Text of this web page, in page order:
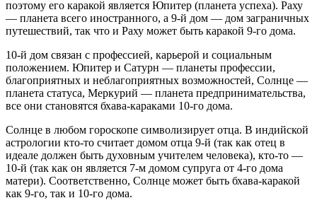
поэтому его каракой является Юпитер (планета успеха). Раху
— планета всего иностранного, а 9-й дом — дом заграничных
путешествий, так что и Раху может быть каракой 9-го дома.
10-й дом связан с профессией, карьерой и социальным
положением. Юпитер и Сатурн — планеты профессии,
благоприятных и неблагоприятных возможностей, Солнце —
планета статуса, Меркурий — планета предпринимательства,
все они становятся бхава-караками 10-го дома.
Солнце в любом гороскопе символизирует отца. В индийской
астрологии кто-то считает домом отца 9-й (так как отец в
идеале должен быть духовным учителем человека), кто-то —
10-й (так как он является 7-м домом супруга от 4-го дома
матери). Соответственно, Солнце может быть бхава-каракой
как 9-го, так и 10-го дома.